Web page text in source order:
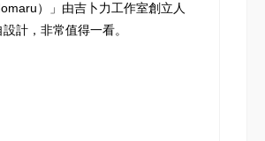
）」由吉卜力工作室創立人
計，非常值得一看。